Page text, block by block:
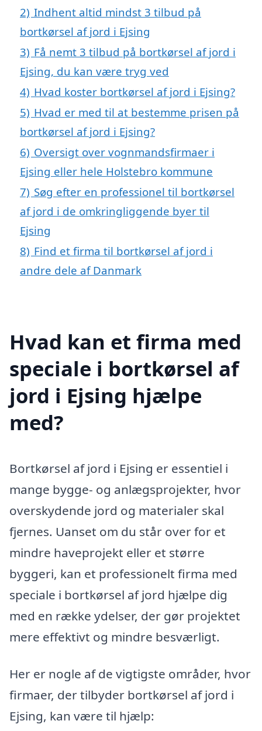
2) Indhent altid mindst 3 tilbud på
bortkørsel af jord i Ejsing
3) Få nemt 3 tilbud på bortkørsel af jord i
Ejsing, du kan være tryg ved
4) Hvad koster bortkørsel af jord i Ejsing?
5) Hvad er med til at bestemme prisen på
bortkørsel af jord i Ejsing?
6) Oversigt over vognmandsfirmaer i
Ejsing eller hele Holstebro kommune
7) Søg efter en professionel til bortkørsel
af jord i de omkringliggende byer til
Ejsing
8) Find et firma til bortkørsel af jord i
andre dele af Danmark
Hvad kan et firma med
speciale i bortkørsel af
jord i Ejsing hjælpe
med?
Bortkørsel af jord i Ejsing er essentiel i
mange bygge- og anlægsprojekter, hvor
overskydende jord og materialer skal
fjernes. Uanset om du står over for et
mindre haveprojekt eller et større
byggeri, kan et professionelt firma med
speciale i bortkørsel af jord hjælpe dig
med en række ydelser, der gør projektet
mere effektivt og mindre besværligt.
Her er nogle af de vigtigste områder, hvor
firmaer, der tilbyder bortkørsel af jord i
Ejsing, kan være til hjælp: